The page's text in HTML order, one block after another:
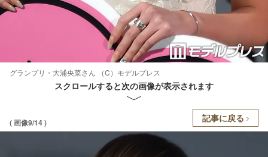
グランプリ・大浦央菜さん （C）モデルプレス
スクロールすると次の画像が表示されます
( 画像9/14 ) 記事に戻る